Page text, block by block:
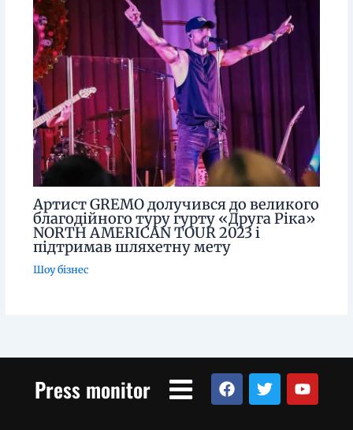
Артист GREMO долучився до великого
благодійного туру гурту «Друга Ріка»
NORTH AMERICAN TOUR 2023 і
підтримав шляхетну мету
Шоу бізнес
Press monitor Menu
F
a
T
w
Y
o